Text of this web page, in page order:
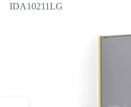
IDA10211LG